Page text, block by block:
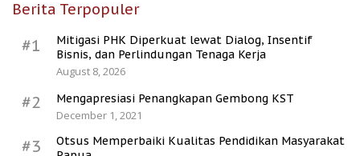
Berita Terpopuler
#1
Mitigasi PHK Diperkuat lewat Dialog, Insentif
Bisnis, dan Perlindungan Tenaga Kerja
August 8, 2026
#2
Mengapresiasi Penangkapan Gembong KST
December 1, 2021
#3
Otsus Memperbaiki Kualitas Pendidikan Masyarakat